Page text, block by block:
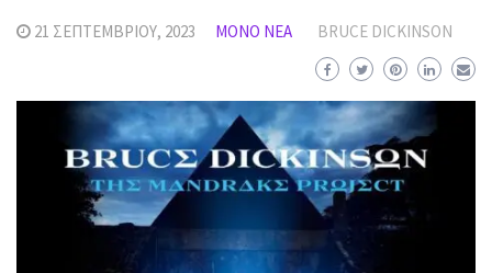
21 ΣΕΠΤΕΜΒΡΊΟΥ, 2023 MΌΝΟ ΝΈΑ BRUCE DICKINSON